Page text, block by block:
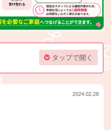
タップで開く
2024.02.28